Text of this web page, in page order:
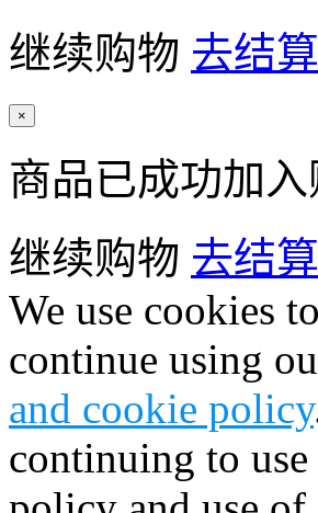
继续购物 去结算
×
商品已成功加
继续购物 去结算
We use cookies
continue using
and cookie policy
continuing to